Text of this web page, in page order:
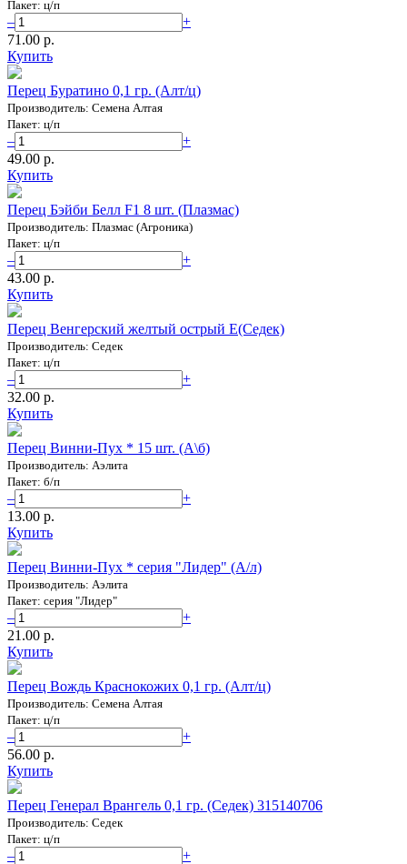
Пакет: ц/п
–
+
71.00 p.
Купить
Перец Буратино 0,1 гр. (Алт/ц)
Производитель: Семена Алтая
Пакет: ц/п
–
+
49.00 p.
Купить
Перец Бэйби Белл F1 8 шт. (Плазмас)
Производитель: Плазмас (Агроника)
Пакет: ц/п
–
+
43.00 p.
Купить
Перец Венгерский желтый острый Е(Седек)
Производитель: Седек
Пакет: ц/п
–
+
32.00 p.
Купить
Перец Винни-Пух * 15 шт. (А\б)
Производитель: Аэлита
Пакет: б/п
–
+
13.00 p.
Купить
Перец Винни-Пух * серия "Лидер" (А/л)
Производитель: Аэлита
Пакет: серия "Лидер"
–
+
21.00 p.
Купить
Перец Вождь Краснокожих 0,1 гр. (Алт/ц)
Производитель: Семена Алтая
Пакет: ц/п
–
+
56.00 p.
Купить
Перец Генерал Врангель 0,1 гр. (Седек) 315140706
Производитель: Седек
Пакет: ц/п
–
+